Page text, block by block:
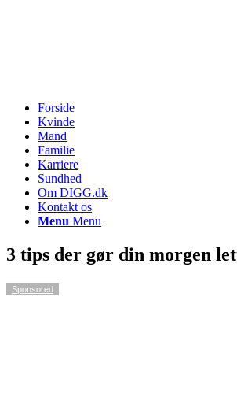
Forside
Kvinde
Mand
Familie
Karriere
Sundhed
Om DIGG.dk
Kontakt os
Menu Menu
3 tips der gør din morgen
Sponsored